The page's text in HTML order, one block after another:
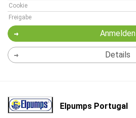
Cookie
Freigabe
Anmelden
Details
Elpumps Portugal